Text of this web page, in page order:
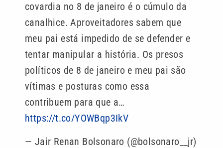
covardia no 8 de janeiro é o cúmulo da
canalhice. Aproveitadores sabem que
meu pai está impedido de se defender e
tentar manipular a história. Os presos
políticos de 8 de janeiro e meu pai são
vítimas e posturas como essa
contribuem para que a…
https://t.co/YOWBqp3IkV
— Jair Renan Bolsonaro (@bolsonaro__jr)